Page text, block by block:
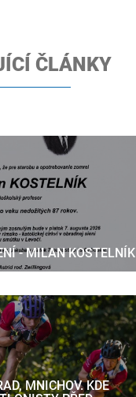
ČLÁNKY
- MILAN KOSTELNÍK
MNICHOV. KDE